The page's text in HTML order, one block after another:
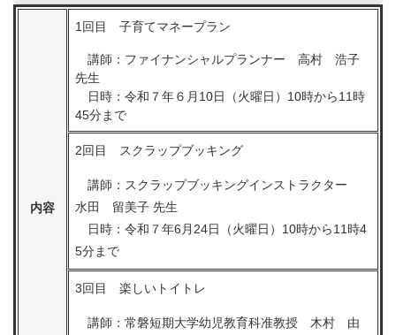
内容
1回目 子育てマネープラン
講師：ファイナンシャルプランナー 高村 浩子
先生
日時：令和７年６月10日（火曜日）10時から11時
45分まで
2回目 スクラップブッキング
講師：スクラップブッキングインストラクター
水田 留美子 先生
日時：令和７年6月24日（火曜日）10時から11時4
5分まで
3回目 楽しいトイトレ
講師：常磐短期大学幼児教育科准教授 木村 由